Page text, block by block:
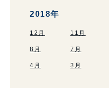
2018年
12月 11月
8月 7月
4月 3月